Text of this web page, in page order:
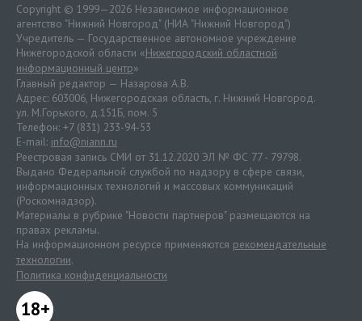
Copyright © 1999—2026 Независимое информационное
агентство "Нижний Новгород" (НИА "Нижний Новгород")
Учредитель — Государственное автономное учреждение
Нижегородской области «Нижегородский областной
информационный центр»
Главный редактор — Назарова А.В.
Адрес: 603006, Нижегородская область, г. Нижний Новгород.
ул. М.Горького, д.151Б, пом. 5
Телефон: +7 (831) 233-94-53
E-mail: info@niann.ru
Реестровая запись СМИ от 31.12.2020 ЭЛ № ФС 77 - 79798.
Выдано Федеральной службой по надзору в сфере связи,
информационных технологий и массовых коммуникаций
(Роскомнадзор).
Материалы в рубрике "Новости партнеров" размещаются на
правах рекламы.
На информационном ресурсе применяются рекомендательные
технологии.
Политика конфиденциальности
18+